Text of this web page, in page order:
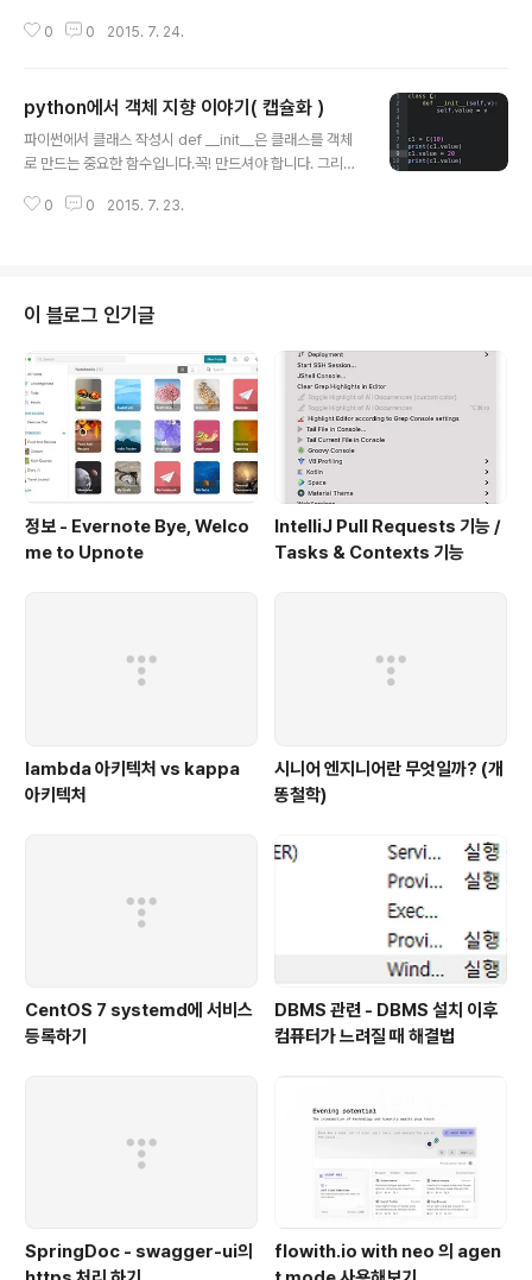
hod2를 가지고 있습니다. 사실 밑의 코드를 실행 하면 결
다? 사람은 사람에게 상속을 받고, 상속 하기도 하죠 ? 코드
에서는 상속이 돈. 금은 보화를 주는게 아닌 자신이 가진 코
드를 줍니다. Class1이 가진것은 method1 이었죠 ? 그
로 부터 상속을 받아 가지게 됩니다. 즉, Class3는 meth
0 0 2015. 7. 24.
python에서 객체 지향 이야기( 캡슐화 )
파이썬에서 클래스 작성시 def __init__은 클래스를 객체
로 만드는 중요한 함수입니다.꼭! 만드셔야 합니다. 그리고
다. 왜? 인지는 나중에 말씀드리겠지만, 지금은 무조건 추
법론에서는 캡슐화를 보장하는 것이 좋기 때문입니다. 캡
슐화는 클래스를 포장하는 것을 말 합니다. 즉, 클래스라는
상자에 변수, 함수가 있더라도 사용자는 직접적인 접근을
허용 하는 건 불필요하다는 사실이죠. 왜냐? 변수에 접근만
하는 함수를 별도로 작성 하기 때문입니다. 그러나 , 파이썬
의 경우 ..
0 0 2015. 7. 23.
이 블로그 인기글
정보 - Evernote Bye, Welco
me to Upnote
IntelliJ Pull Requests 기능 /
Tasks & Contexts 기능
lambda 아키텍처 vs kappa
아키텍처
시니어 엔지니어란 무엇일까? (개
똥철학)
CentOS 7 systemd에 서비스
등록하기
DBMS 관련 - DBMS 설치 이후
컴퓨터가 느려질 때 해결법
SpringDoc - swagger-ui의
flowith.io with neo 의 agen